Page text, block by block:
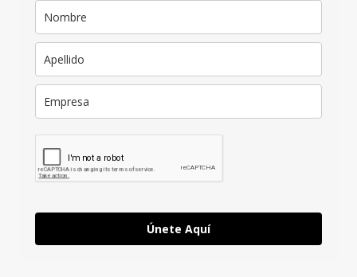
Únete Aquí